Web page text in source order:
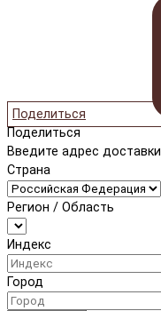
Поделиться
Поделиться
Введите адрес доставки
Страна
Регион / Область
Индекс
Город